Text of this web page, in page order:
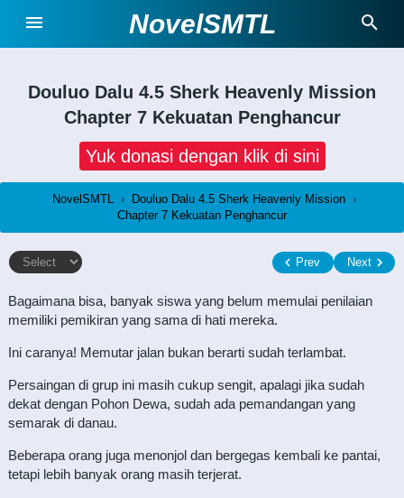
NovelSMTL
Douluo Dalu 4.5 Sherk Heavenly Mission
Chapter 7 Kekuatan Penghancur
Yuk donasi dengan klik di sini
NovelSMTL › Douluo Dalu 4.5 Sherk Heavenly Mission ›
Chapter 7 Kekuatan Penghancur
Prev Next
Bagaimana bisa, banyak siswa yang belum memulai penilaian
memiliki pemikiran yang sama di hati mereka.
Ini caranya! Memutar jalan bukan berarti sudah terlambat.
Persaingan di grup ini masih cukup sengit, apalagi jika sudah
dekat dengan Pohon Dewa, sudah ada pemandangan yang
semarak di danau.
Beberapa orang juga menonjol dan bergegas kembali ke pantai,
tetapi lebih banyak orang masih terjerat.